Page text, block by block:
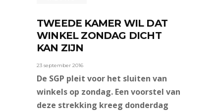
TWEEDE KAMER WIL DAT
WINKEL ZONDAG DICHT
KAN ZIJN
23 september 2016
De SGP pleit voor het sluiten van
winkels op zondag. Een voorstel van
deze strekking kreeg donderdag